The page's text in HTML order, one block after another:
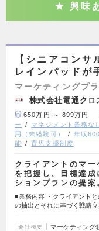
興味
【シニアコン
レインパッドが
マーケティングプ
株式会社電通クロ
650万円 ～ 899万円
ー
マネジメント業務な
用（未経験可）
年収
能
育児支援制度
クライアントのマ
を把握し、目標達
ションプランの提
■業務内容 ・クライアント
の抽出とそれに基づく戦略
会社概要
マーケティング